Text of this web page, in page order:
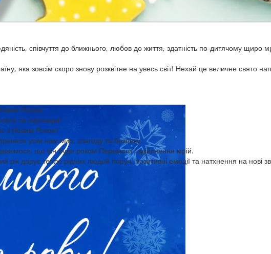
співчуття до ближнього, любов до життя, здатність по-дитячому щиро
яка зовсім скоро знову розквітне на увесь світ! Нехай це величне свято
Роком!
та партнери!
з Новим Роком!
усім нам мир, злагоду та безпеку.
що він буде роком Перемоги і здійснення мрій.
рік дарує тепло рідних людей поруч, позитивні емоції та натхнення на нові